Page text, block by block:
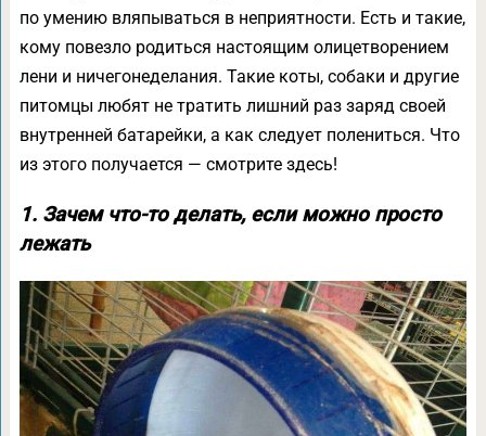
по умению вляпываться в неприятности. Есть и такие,
кому повезло родиться настоящим олицетворением
лени и ничегонеделания. Такие коты, собаки и другие
питомцы любят не тратить лишний раз заряд своей
внутренней батарейки, а как следует полениться. Что
из этого получается — смотрите здесь!
1. Зачем что-то делать, если можно просто
лежать